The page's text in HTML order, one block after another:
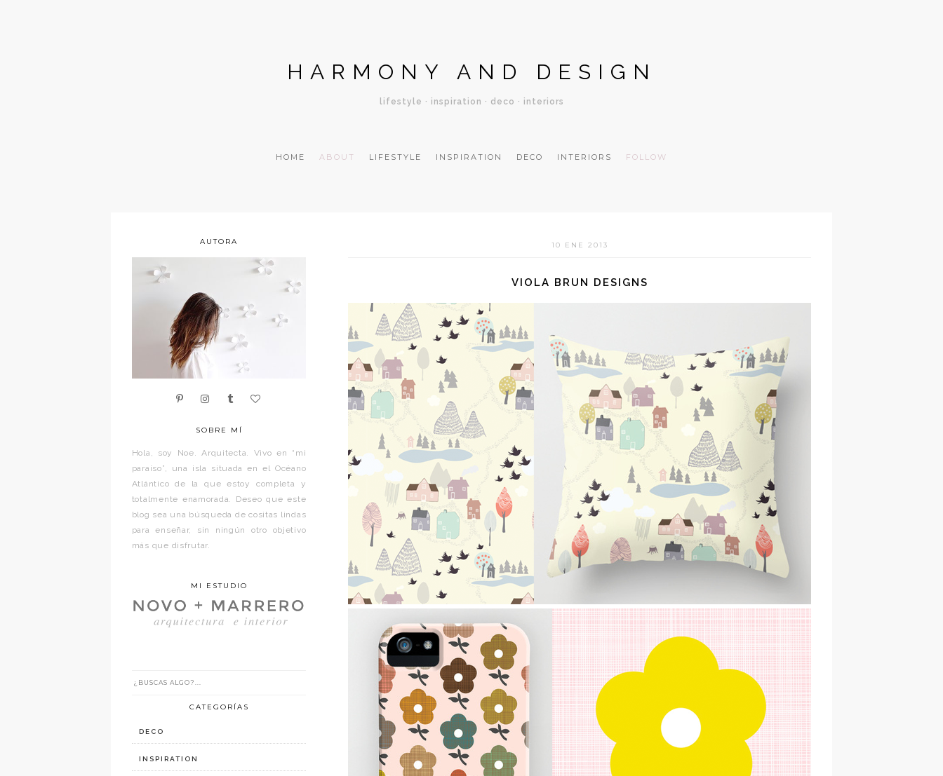
HARMONY AND DESIGN
lifestyle · inspiration · deco · interiors
HOME ABOUT LIFESTYLE INSPIRATION DECO INTERIORS FOLLOW
10 ENE 2013
VIOLA BRUN DESIGNS
AUTORA
SOBRE MÍ
Hola, soy Noe. Arquitecta. Vivo en “mi
paraíso”, una isla situada en el Océano
Atlántico de la que estoy completa y
totalmente enamorada. Deseo que este
blog sea una búsqueda de cositas lindas
para enseñar, sin ningún otro objetivo
más que disfrutar.
MI ESTUDIO
CATEGORÍAS
DECO
INSPIRATION